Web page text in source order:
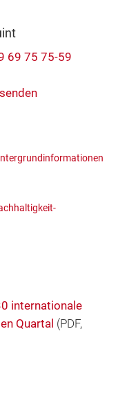
69 75 75-59
internationale
Quartal (PDF,